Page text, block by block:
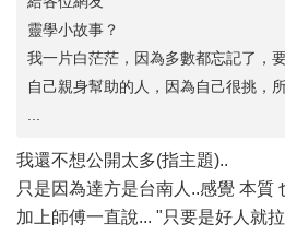
靈學小故事？
我一片白茫茫，因為多數都忘記了，
自己親身幫助的人，因為自己很挑，所
我還不想公開太多(指主題)..
只是因為達方是台南人..感覺 本質
加上師傅一直說... "只要是好人就